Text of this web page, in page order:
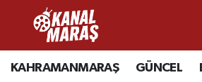
KAHRAMANMARAŞ GÜNCEL
CANLI YAYIN
Kahramanmaraş Nöbetçi